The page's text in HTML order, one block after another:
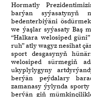
Hormatly
barýan syýasatynyň
bedenterbiýäni
we ýaşlar syýasaty Baş
“Halkara welosiped
ruh” atly wagyz nesihat
sport desgasynyň
welosiped sürmegiň
ukyplylygyny
berýän peýdalary
zamanasy ýylynda
berýän giň